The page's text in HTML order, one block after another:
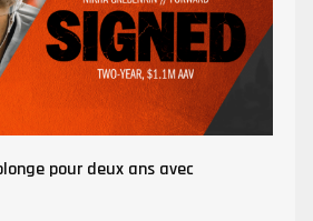
pour deux ans avec